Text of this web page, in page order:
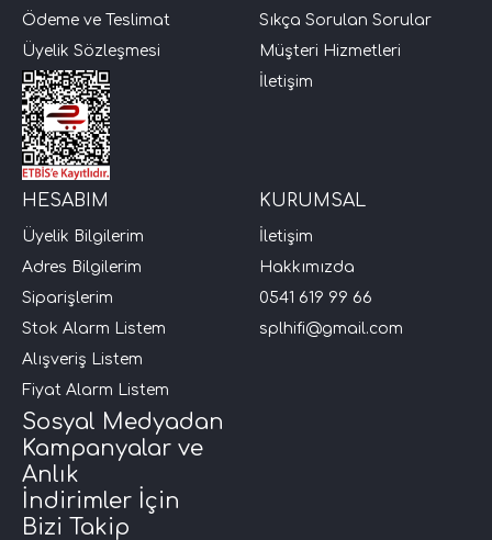
Ödeme ve Teslimat
Üyelik Sözleşmesi
Sıkça Sorulan Sorular
Müşteri Hizmetleri
İletişim
HESABIM
Üyelik Bilgilerim
Adres Bilgilerim
Siparişlerim
Stok Alarm Listem
Alışveriş Listem
Fiyat Alarm Listem
KURUMSAL
İletişim
Hakkımızda
0541 619 99 66
splhifi@gmail.com
Sosyal Medyadan
Kampanyalar ve
Anlık
İndirimler İçin
Bizi Takip